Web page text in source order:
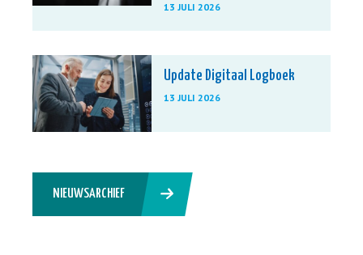
13 JULI 2026
Update Digitaal Logboek
13 JULI 2026
NIEUWSARCHIEF